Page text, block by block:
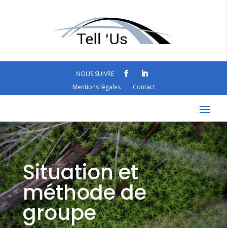
NOUS SUIVRE
Mentions légales
Contact
Situation et
méthode de
groupe